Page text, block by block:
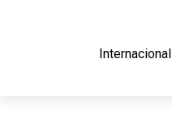
Internacional